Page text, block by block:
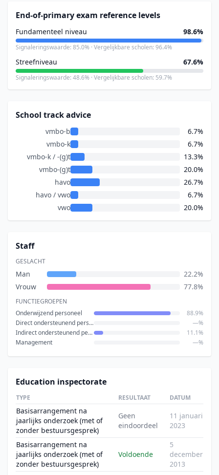
End-of-primary exam reference levels
Fundamenteel niveau 98.6%
Signaleringswaarde: 85.0% · Vergelijkbare scholen: 96.4%
Streefniveau 67.6%
Signaleringswaarde: 48.6% · Vergelijkbare scholen: 59.7%
School track advice
vmbo-b
6.7%
vmbo-k
6.7%
vmbo-k / -(g)t
13.3%
vmbo-(g)t
20.0%
havo
26.7%
havo / vwo
6.7%
vwo
20.0%
Staff
GESLACHT
Man
22.2%
Vrouw
77.8%
FUNCTIEGROEPEN
Onderwijzend personeel
88.9%
Direct ondersteunend personeel
—%
Indirect ondersteunend personeel
11.1%
Management
—%
Education inspectorate
TYPE RESULTAAT DATUM
Basisarrangement na
jaarlijks onderzoek (met of
zonder bestuursgesprek)
Geen
eindoordeel
11 januari
2023
Basisarrangement na
jaarlijks onderzoek (met of
zonder bestuursgesprek)
Voldoende
5
december
2013